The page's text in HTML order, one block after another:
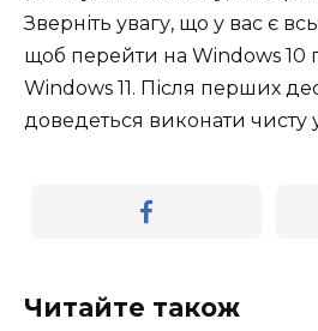
Зверніть увагу, що у вас є
щоб перейти на Windows 10
Windows 11. Після перших
доведеться виконати чисту
Читайте також